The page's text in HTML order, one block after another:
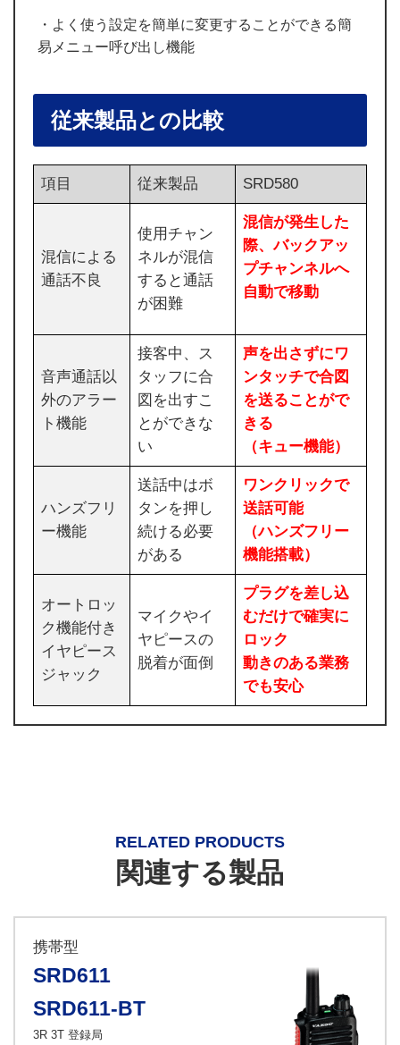
・よく使う設定を簡単に変更することができる簡
易メニュー呼び出し機能
従来製品との比較
項目 従来製品 SRD580
混信による
通話不良
使用チャン
ネルが混信
すると通話
が困難
混信が発生した
際、バックアッ
プチャンネルへ
自動で移動
音声通話以
外のアラー
ト機能
接客中、ス
タッフに合
図を出すこ
とができな
い
声を出さずにワ
ンタッチで合図
を送ることがで
きる
（キュー機能）
ハンズフリ
ー機能
送話中はボ
タンを押し
続ける必要
がある
ワンクリックで
送話可能
（ハンズフリー
機能搭載）
オートロッ
ク機能付き
イヤピース
ジャック
マイクやイ
ヤピースの
脱着が面倒
プラグを差し込
むだけで確実に
ロック
動きのある業務
でも安心
RELATED PRODUCTS
関連する製品
携帯型
SRD611
SRD611-BT
3R 3T 登録局